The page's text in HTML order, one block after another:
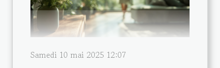
Samedi 10 mai 2025 12:07